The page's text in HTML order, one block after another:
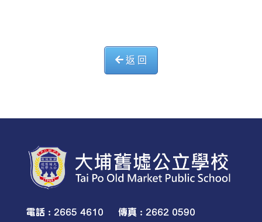
返 回
電話 : 2665 4610 傳真 : 2662 0590